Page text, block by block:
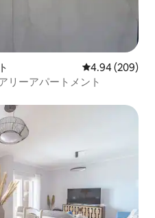
レビュー209
4.94 (209)
リーアパートメント